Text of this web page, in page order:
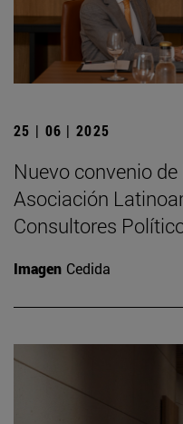
25 | 06 | 2025
Nuevo convenio
Asociación
Consultores
Imagen Cedida